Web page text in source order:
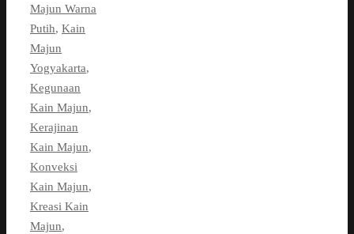
Majun Warna
Putih, Kain
Majun
Yogyakarta,
Kegunaan
Kain Majun,
Kerajinan
Kain Majun,
Konveksi
Kain Majun,
Kreasi Kain
Majun,